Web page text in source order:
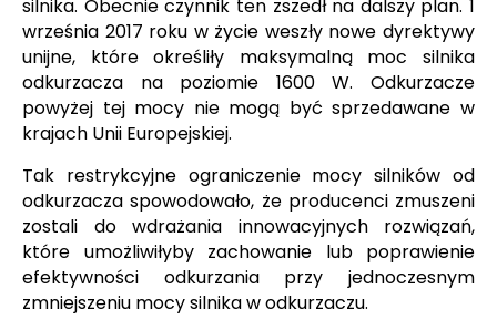
silnika. Obecnie czynnik ten zszedł na dalszy plan. 1
września 2017 roku w życie weszły nowe dyrektywy
unijne, które określiły maksymalną moc silnika
odkurzacza na poziomie 1600 W. Odkurzacze
powyżej tej mocy nie mogą być sprzedawane w
krajach Unii Europejskiej.
Tak restrykcyjne ograniczenie mocy silników od
odkurzacza spowodowało, że producenci zmuszeni
zostali do wdrażania innowacyjnych rozwiązań,
które umożliwiłyby zachowanie lub poprawienie
efektywności odkurzania przy jednoczesnym
zmniejszeniu mocy silnika w odkurzaczu.